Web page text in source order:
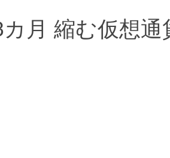
月 縮む仮想通